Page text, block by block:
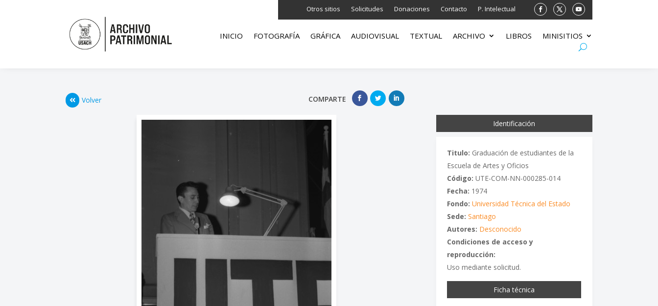
Otros sitios Solicitudes Donaciones Contacto P. Intelectual
INICIO FOTOGRAFÍA GRÁFICA AUDIOVISUAL TEXTUAL ARCHIVO LIBROS MINISITIOS
Volver COMPARTE
Identificación
Titulo: Graduación de estudiantes de la
Escuela de Artes y Oficios
Código: UTE-COM-NN-000285-014
Fecha: 1974
Fondo: Universidad Técnica del Estado
Sede: Santiago
Autores: Desconocido
Condiciones de acceso y
reproducción:
Uso mediante solicitud.
Ficha técnica